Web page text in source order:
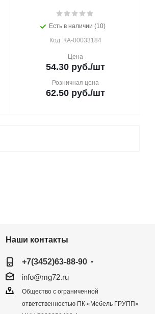
Есть в наличии (10)
Код: КА-00033184
Цена
54.30руб./шт
Розничная цена
62.50руб./шт
Наши контакты
+7(3452)63-88-90
info@mg72.ru
Общество с ограниченной
ответственностью ПК «Мебель ГРУПП»